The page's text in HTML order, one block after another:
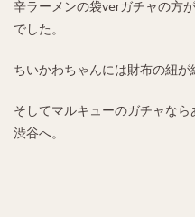
辛ラーメンの袋verガチャの方
でした。
ちいかわちゃんには財布の紐
そしてマルキューのガチャな
渋谷へ。